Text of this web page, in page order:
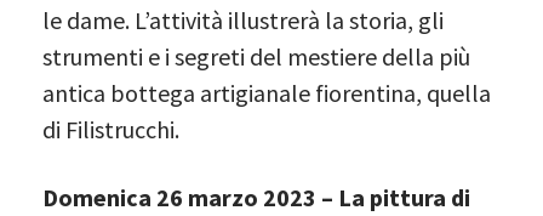
le dame. L’attività illustrerà la storia, gli
strumenti e i segreti del mestiere della più
antica bottega artigianale fiorentina, quella
di Filistrucchi.
Domenica 26 marzo 2023 – La pittura di